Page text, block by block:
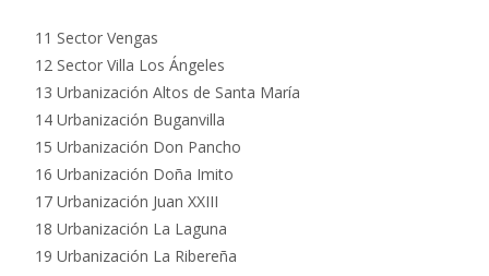
11 Sector Vengas
12 Sector Villa Los Ángeles
13 Urbanización Altos de Santa María
14 Urbanización Buganvilla
15 Urbanización Don Pancho
16 Urbanización Doña Imito
17 Urbanización Juan XXIII
18 Urbanización La Laguna
19 Urbanización La Ribereña